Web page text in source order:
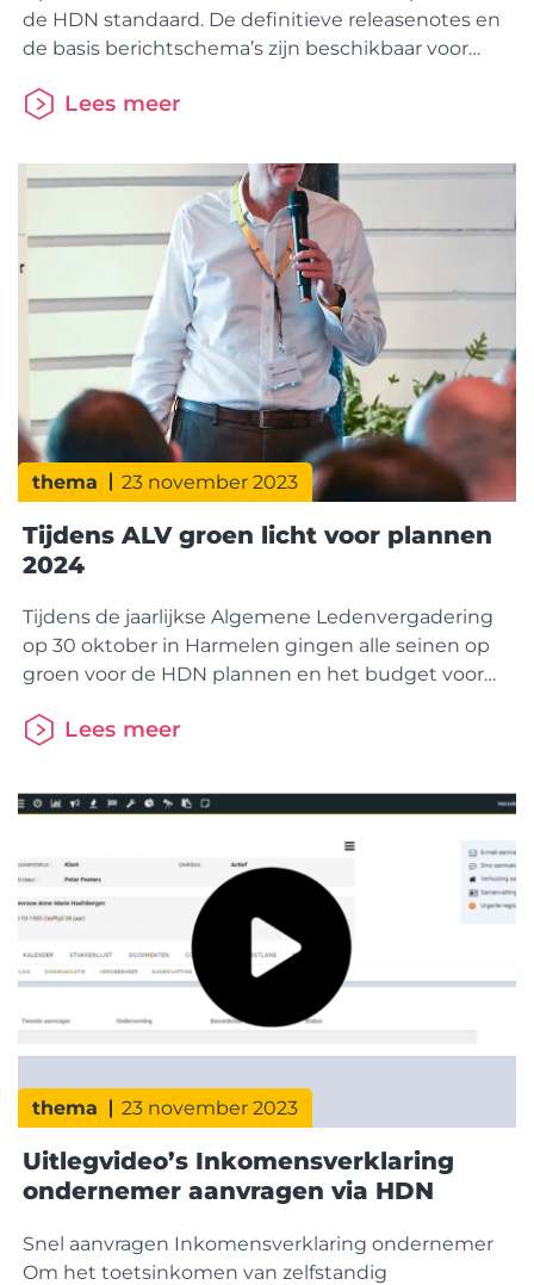
de HDN standaard. De definitieve releasenotes en
de basis berichtschema’s zijn beschikbaar voor
De scope van de HDN24 release is vastgesteld in
een overzicht van de wijzigingen. Generiek
Hypotheken Verzekeren Kredieten Waarborgen
Lees meer
thema 23 november 2023
Tijdens ALV groen licht voor plannen
2024
Tijdens de jaarlijkse Algemene Ledenvergadering
op 30 oktober in Harmelen gingen alle seinen op
groen voor de HDN plannen en het budget voor
vooruit. Ook werden Jan van Baars, Monique
nieuwe periode benoemd als lid van de RvC. Na de
Lees meer
thema 23 november 2023
Uitlegvideo’s Inkomensverklaring
ondernemer aanvragen via HDN
Snel aanvragen Inkomensverklaring ondernemer
Om het toetsinkomen van zelfstandig